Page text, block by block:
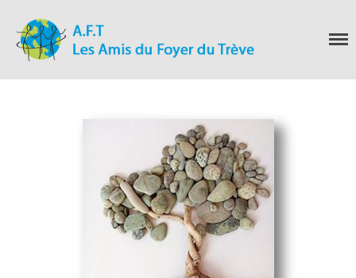
Nos actions
Nous contacter
S’informer
Actualités
Documentation
Droit d’Asile
Hébergement​
Les Amis du Foyer